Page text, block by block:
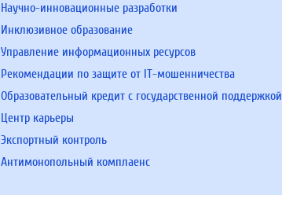
Научно-инновационные разработки
Инклюзивное образование
Управление информационных ресурсов
Рекомендации по защите от IT-мошенничества
Образовательный кредит с государственной поддержкой
Центр карьеры
Экспортный контроль
Антимонопольный комплаенс